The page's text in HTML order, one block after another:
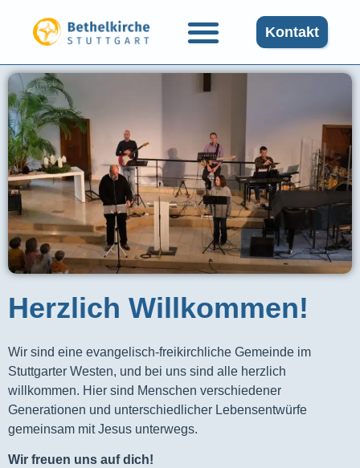
Kontakt
Herzlich Willkommen!
Wir sind eine evangelisch-freikirchliche Gemeinde im
Stuttgarter Westen, und bei uns sind alle herzlich
willkommen. Hier sind Menschen verschiedener
Generationen und unterschiedlicher Lebensentwürfe
gemeinsam mit Jesus unterwegs.
Wir freuen uns auf dich!